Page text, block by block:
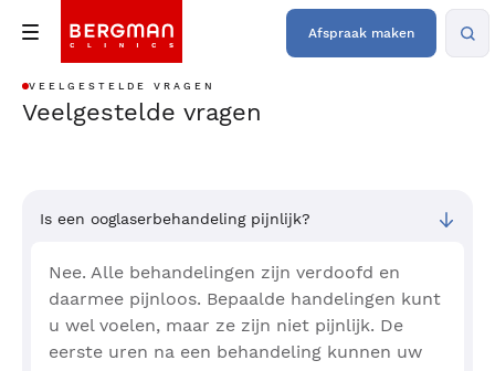
Afspraak maken
VEELGESTELDE VRAGEN
Veelgestelde vragen
Is een ooglaserbehandeling pijnlijk?
Nee. Alle behandelingen zijn verdoofd en
daarmee pijnloos. Bepaalde handelingen kunt
u wel voelen, maar ze zijn niet pijnlijk. De
eerste uren na een behandeling kunnen uw